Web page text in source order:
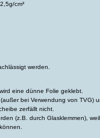
cm³
werden.
eine dünne Folie geklebt.
bei Verwendung von TVG)
zerfällt nicht.
(z.B. durch Glasklemmen),